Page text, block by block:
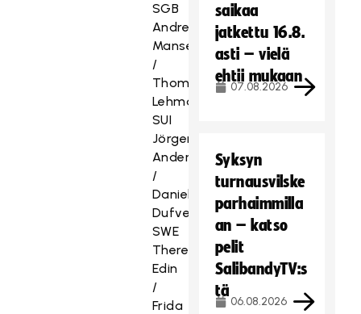
SGB
Andreas
Manser
/
Thomas
Lehman
SUI
Jörgen
Andersson
/
Daniel
Dufvenberg
SWE
Therese
Edin
/
Frida
saikaa
jatkettu 16.8.
asti – vielä
ehtii mukaan
07.08.2026
Syksyn
turnausvilske
parhaimmilla
an – katso
pelit
SalibandyTV:s
tä
06.08.2026